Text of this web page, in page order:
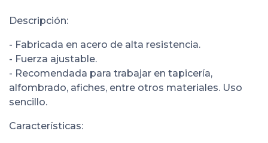
Descripción:
- Fabricada en acero de alta resistencia.
- Fuerza ajustable.
- Recomendada para trabajar en tapicería,
alfombrado, afiches, entre otros materiales. Uso
sencillo.
Características: